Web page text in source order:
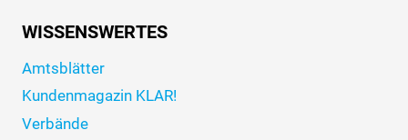
WISSENSWERTES
Amtsblätter
Kundenmagazin KLAR!
Verbände